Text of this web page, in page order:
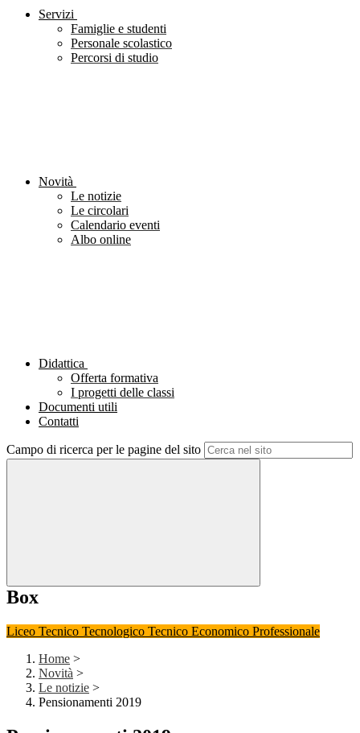
Servizi
Famiglie e studenti
Personale scolastico
Percorsi di studio
Novità
Le notizie
Le circolari
Calendario eventi
Albo online
Didattica
Offerta formativa
I progetti delle classi
Documenti utili
Contatti
Campo di ricerca per le pagine del sito
Box
Liceo Tecnico Tecnologico Tecnico Economico Professionale
Home >
Novità >
Le notizie >
Pensionamenti 2019